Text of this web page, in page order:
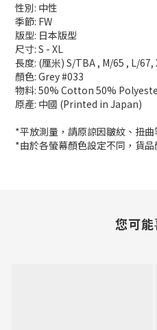
性別: 中性
季節: FW
版型: 日本版型
尺寸: S - XL
長度: (厘米) S/TBA , M/65 , L/67,
顏色: Grey #033
物料: 50% Cotton 50%
原產: 中國 (Printed in Japan)
*平放測量，請原諒因皺紋、扭
*由於各螢幕顏色設定不同，貨
您可